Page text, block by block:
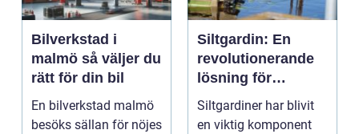
Bilverkstad i
malmö så väljer du
rätt för din bil
En bilverkstad malmö
besöks sällan för nöjes
Siltgardin: En
revolutionerande
lösning för
vattenmiljöer
Siltgardiner har blivit
en viktig komponent